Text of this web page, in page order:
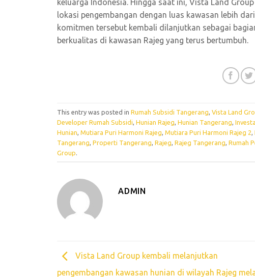
keluarga Indonesia. Hingga saat ini, Vista Land
lokasi pengembangan dengan luas kawasan lebih
komitmen tersebut kembali dilanjutkan sebagai
berkualitas di kawasan Rajeg yang terus bertumbuh.
This entry was posted in Rumah Subsidi Tangerang Vista Land
Developer Rumah Subsidi Hunian Rajeg Hunian Tangerang
Hunian Mutiara Puri Harmoni Rajeg Mutiara Puri Harmoni Rajeg 2
Tangerang Properti Tangerang Rajeg Rajeg Tangerang Rumah
Group
ADMIN
Vista Land Group kembali melanjutkan
pengembangan kawasan hunian di wilayah Rajeg